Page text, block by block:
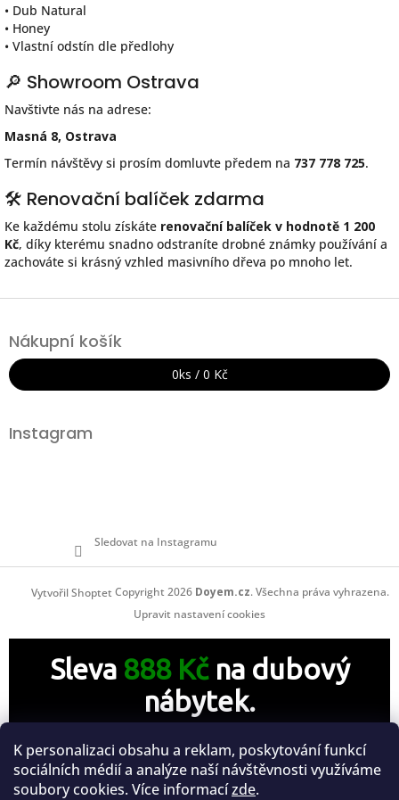
K personalizaci obsahu a reklam, poskytování funkcí
sociálních médií a analýze naší návštěvnosti využíváme
soubory cookies. Více informacízde.
• Dub Natural
• Honey
• Vlastní odstín dle předlohy
🔎 Showroom Ostrava
Navštivte nás na adrese:
Masná 8, Ostrava
Termín návštěvy si prosím domluvte předem na 737 778 725.
🛠 Renovační balíček zdarma
Ke každému stolu získáte renovační balíček v hodnotě 1 200
Kč, díky kterému snadno odstraníte drobné známky používání a
zachováte si krásný vzhled masivního dřeva po mnoho let.
Z
p
a
Nákupní košík
0ks / 0 Kč
Instagram
Sledovat na Instagramu
Vytvořil Shoptet Copyright 2026 Doyem.cz. Všechna práva vyhrazena.
Upravit nastavení cookies
Sleva 888 Kčna dubový
nábytek.
Zanechte nám svůj e-mail a získejte slevový kód v
hodnotě 888 Kč na celou Vaši objednávku.